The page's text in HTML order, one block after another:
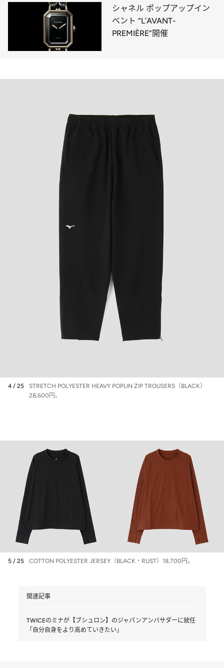
シャネル ポップアップイン
ベント “L’AVANT-
PREMIÈRE”開催
4 / 25
STRETCH POLYESTER HEAVY POPLIN ZIP TROUSERS（BLACK）
28,600円。
5 / 25 COTTON POLYESTER JERSEY（BLACK・RUST）18,700円。
関連記事
TWICEのミナが【ブシュロン】のジャパンアンバサダーに就任
「自分自身をより高めていきたい」